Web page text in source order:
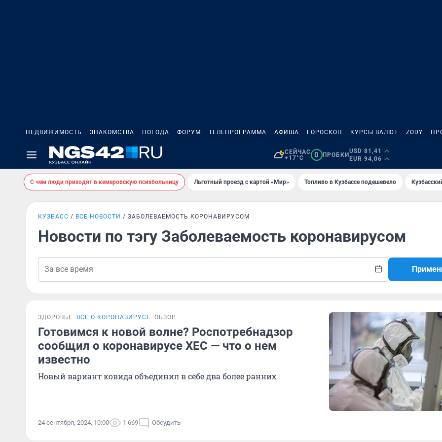
НЕДВИЖИМОСТЬ ЗНАКОМСТВА ПОГОДА ФОРУМ ТЕЛЕПРОГРАММА АФИША ГОРОСКОП КУРСЫ ВАЛЮТ ZODY
СЕЙЧАС
+17°C
0 ПРОБКИ
USD 81,41
EUR 94,06
С чем люди приходят в кемеровскую психбольницу Льготный проезд с картой «Мир» Топливо в Кузбассе подешевело
КУЗБАСС ВСЕ НОВОСТИ ЗАБОЛЕВАЕМОСТЬ КОРОНАВИРУСОМ
Новости по тэгу Заболеваемость коронавирусом
ЗДОРОВЬЕ ВСЁ О КОРОНАВИРУСЕ ОБЗОР
Готовимся к новой волне? Роспотребнадзор
сообщил о коронавирусе XEC — что о нем
известно
Новый вариант ковида объединил в себе два более ранних
24 сентября, 2024, 10:00 1 669 Обсудить